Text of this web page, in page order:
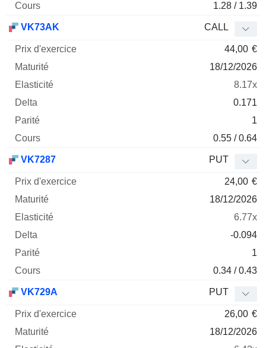
1.28 / 1.39
VK73AK CALL
44,00 €
18/12/2026
8.17x
0.171
1
0.55 / 0.64
VK7287 PUT
24,00 €
18/12/2026
6.77x
-0.094
1
0.34 / 0.43
VK729A PUT
26,00 €
18/12/2026